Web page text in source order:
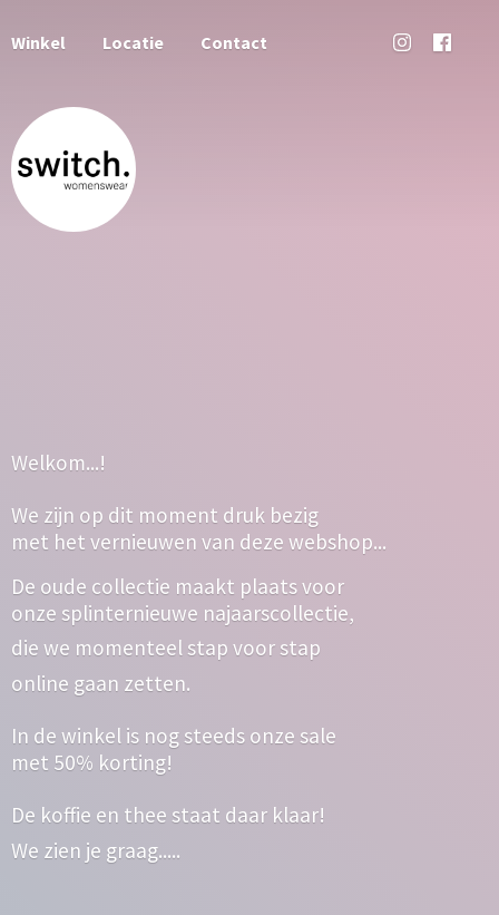
Winkel Locatie Contact
Welkom...!
We zijn op dit moment druk bezig
met het vernieuwen van deze webshop...
De oude collectie maakt plaats voor
onze splinternieuwe najaarscollectie,
die we momenteel stap voor stap
online gaan zetten.
In de winkel is nog steeds onze sale
met 50% korting!
De koffie en thee staat daar klaar!
We zien je graag.....